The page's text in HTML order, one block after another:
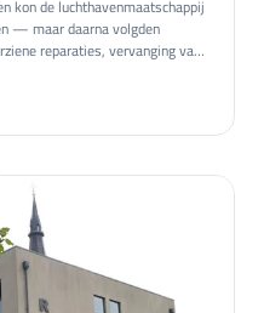
kon de luchthavenmaatschappij
— maar daarna volgden
reparaties, vervanging van